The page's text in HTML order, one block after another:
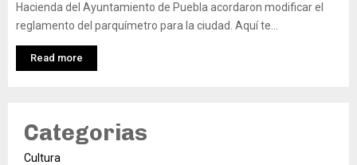
Hacienda del Ayuntamiento de Puebla acordaron modificar el
reglamento del parquímetro para la ciudad. Aquí te...
Read more
Categorias
Cultura